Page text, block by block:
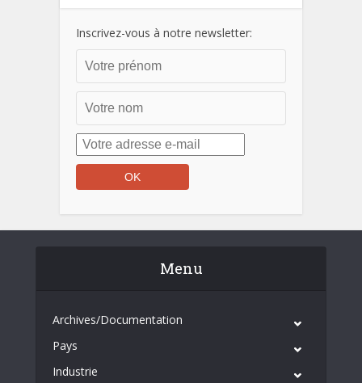
Inscrivez-vous à notre newsletter:
Menu
Archives/Documentation
Pays
Industrie